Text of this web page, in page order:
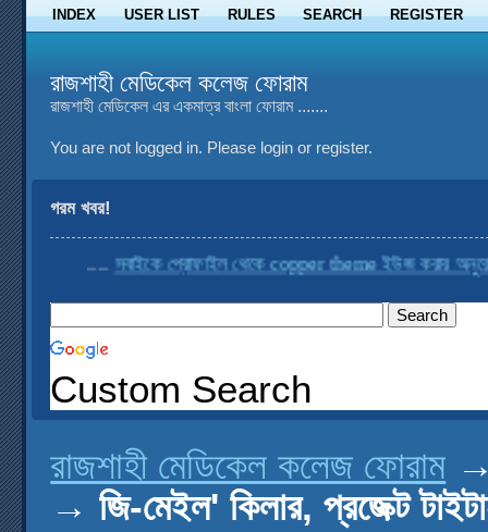
INDEX USER LIST RULES SEARCH REGISTER
রাজশাহী মেডিকেল কলেজ ফোরাম
রাজশাহী মেডিকেল এর একমাত্র বাংলা ফোরাম .......
You are not logged in. Please login or register.
গরম খবর!
সবাইকে প্রোফাইল থেকে copper theme ইউজ করার অনুরোধ
Custom Search
রাজশাহী মেডিকেল কলেজ ফোরাম
→জি-মেইল' কিলার, প্রজেক্ট